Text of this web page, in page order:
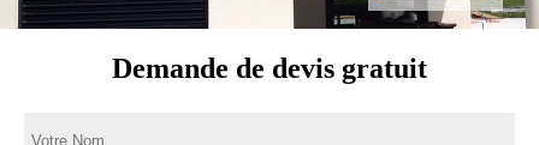
Demande de devis gratuit